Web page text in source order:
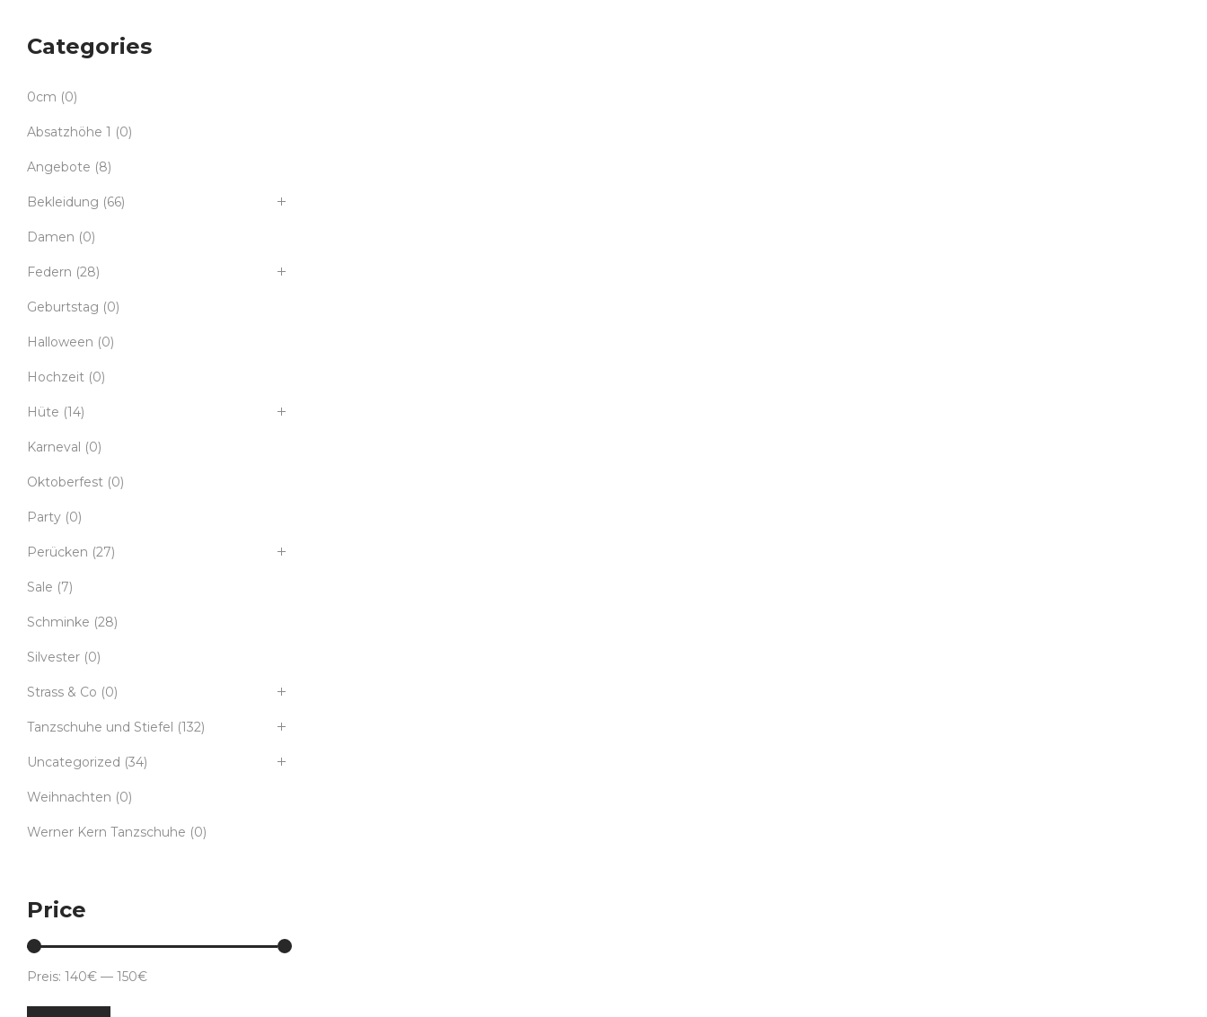
Categories
0cm (0)
Absatzhöhe 1 (0)
Angebote (8)
Bekleidung (66)
Damen (0)
Federn (28)
Geburtstag (0)
Halloween (0)
Hochzeit (0)
Hüte (14)
Karneval (0)
Oktoberfest (0)
Party (0)
Perücken (27)
Sale (7)
Schminke (28)
Silvester (0)
Strass & Co (0)
Tanzschuhe und Stiefel (132)
Uncategorized (34)
Weihnachten (0)
Werner Kern Tanzschuhe (0)
Price
Preis: 140€ — 150€